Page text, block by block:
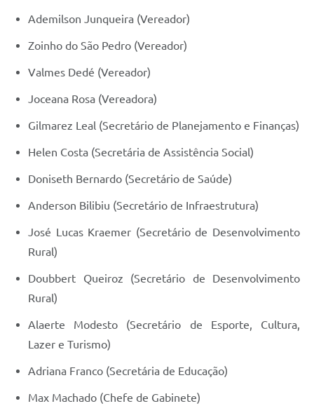
Ademilson Junqueira (Vereador)
Zoinho do São Pedro (Vereador)
Valmes Dedé (Vereador)
Joceana Rosa (Vereadora)
Gilmarez Leal (Secretário de Planejamento e Finanças)
Helen Costa (Secretária de Assistência Social)
Doniseth Bernardo (Secretário de Saúde)
Anderson Bilibiu (Secretário de Infraestrutura)
José Lucas Kraemer (Secretário de Desenvolvimento
Rural)
Doubbert Queiroz (Secretário de Desenvolvimento
Rural)
Alaerte Modesto (Secretário de Esporte, Cultura,
Lazer e Turismo)
Adriana Franco (Secretária de Educação)
Max Machado (Chefe de Gabinete)